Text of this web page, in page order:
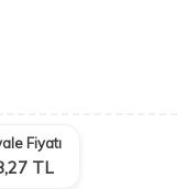
Fiyatı
TL